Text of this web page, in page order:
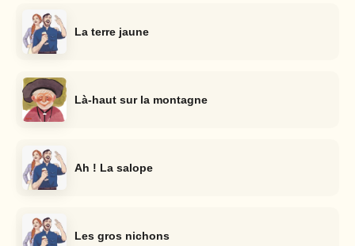
La terre jaune
Là-haut sur la montagne
Ah ! La salope
Les gros nichons